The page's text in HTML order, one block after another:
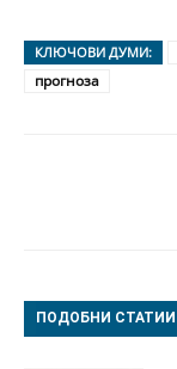
КЛЮЧОВИ ДУМИ:
прогноза
ПОДОБНИ СТАТИИ